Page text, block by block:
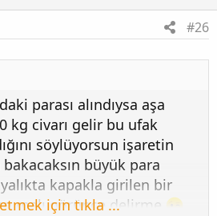
#26
parası alındıysa aşa
kg civarı gelir bu ufak
söylüyorsun işaretin
bakacaksın büyük para
kapakla girilen bir
malı görünce delirme.
için tıkla ...